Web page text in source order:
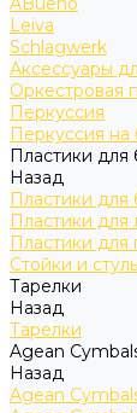
Leiva
Schlagwerk
Аксессуары
Оркестровая
Перкуссия
Перкуссия на
Пластики для
Назад
Пластики для
Пластики для
Пластики для
Стойки и
Тарелки
Назад
Тарелки
Agean
Назад
Agean